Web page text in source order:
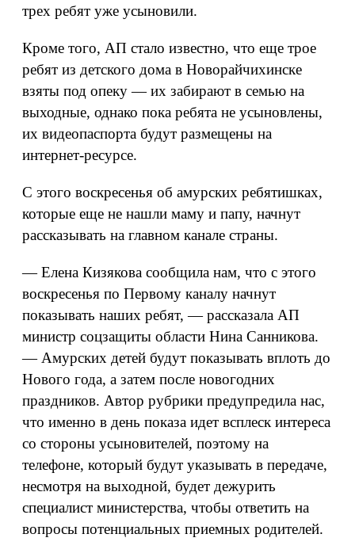
трех ребят уже усыновили.
Кроме того, АП стало известно, что еще трое
ребят из детского дома в Новорайчихинске
взяты под опеку — их забирают в семью на
выходные, однако пока ребята не усыновлены,
их видеопаспорта будут размещены на
интернет-ресурсе.
С этого воскресенья об амурских ребятишках,
которые еще не нашли маму и папу, начнут
рассказывать на главном канале страны.
— Елена Кизякова сообщила нам, что с этого
воскресенья по Первому каналу начнут
показывать наших ребят, — рассказала АП
министр соцзащиты области Нина Санникова.
— Амурских детей будут показывать вплоть до
Нового года, а затем после новогодних
праздников. Автор рубрики предупредила нас,
что именно в день показа идет всплеск интереса
со стороны усыновителей, поэтому на
телефоне, который будут указывать в передаче,
несмотря на выходной, будет дежурить
специалист министерства, чтобы ответить на
вопросы потенциальных приемных родителей.